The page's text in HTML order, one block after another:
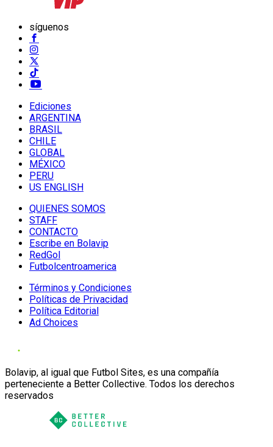
síguenos
Ediciones
ARGENTINA
BRASIL
CHILE
GLOBAL
MÉXICO
PERU
US ENGLISH
QUIENES SOMOS
STAFF
CONTACTO
Escribe en Bolavip
RedGol
Futbolcentroamerica
Términos y Condiciones
Políticas de Privacidad
Política Editorial
Ad Choices
Bolavip, al igual que Futbol Sites, es una compañía
perteneciente a Better Collective. Todos los derechos
reservados